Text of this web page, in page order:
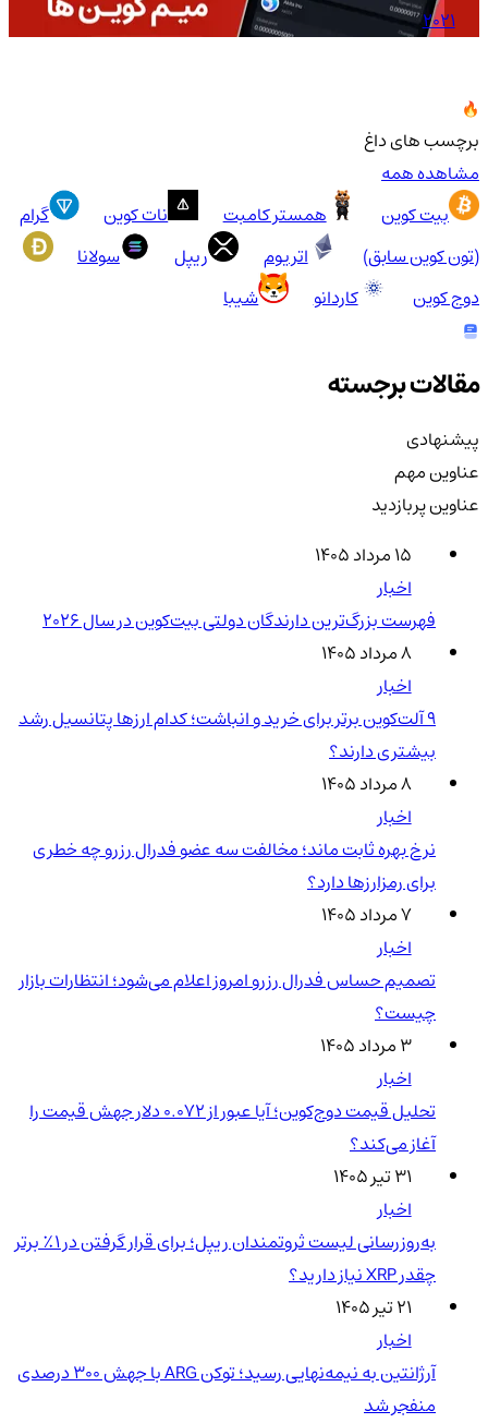
2021
برچسب های داغ
مشاهده همه
بیت کوین
همستر کامبت نات کوین
گرام
(تون کوین سابق)
اتریوم ریپل
سولانا
دوج کوین
کاردانو شیبا
مقالات برجسته
پیشنهادی
عناوین مهم
عناوین پربازدید
۱۵ مرداد ۱۴۰۵
اخبار
فهرست بزرگ‌ترین دارندگان دولتی بیت‌کوین در سال 2026
۸ مرداد ۱۴۰۵
اخبار
۹ آلت‌کوین برتر برای خرید و انباشت؛ کدام ارزها پتانسیل رشد
بیشتری دارند؟
۸ مرداد ۱۴۰۵
اخبار
نرخ بهره ثابت ماند؛ مخالفت سه عضو فدرال رزرو چه خطری
برای رمزارزها دارد؟
۷ مرداد ۱۴۰۵
اخبار
تصمیم حساس فدرال رزرو امروز اعلام می‌شود؛ انتظارات بازار
چیست؟
۳ مرداد ۱۴۰۵
اخبار
تحلیل قیمت دوج‌کوین؛ آیا عبور از ۰.۰۷۲ دلار جهش قیمت را
آغاز می‌کند؟
۳۱ تیر ۱۴۰۵
اخبار
به‌روزرسانی لیست ثروتمندان ریپل؛ برای قرار گرفتن در ۱٪ برتر
چقدر XRP نیاز دارید؟
۲۱ تیر ۱۴۰۵
اخبار
آرژانتین به نیمه‌نهایی رسید؛ توکن ARG با جهش ۳۰۰ درصدی
منفجر شد